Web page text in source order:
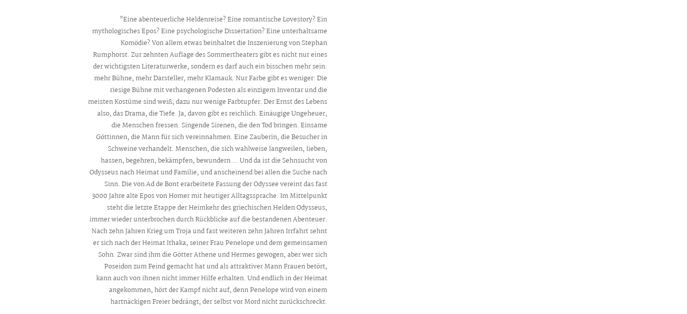
"Eine abenteuerliche Heldenreise? Eine romantische Lovestory? Ein
mythologisches Epos? Eine psychologische Dissertation? Eine unterhaltsame
Komödie? Von allem etwas beinhaltet die Inszenierung von Stephan
Rumphorst. Zur zehnten Auflage des Sommertheaters gibt es nicht nur eines
der wichtigsten Literaturwerke, sondern es darf auch ein bisschen mehr sein:
mehr Bühne, mehr Darsteller, mehr Klamauk. Nur Farbe gibt es weniger: Die
riesige Bühne mit verhangenen Podesten als einzigem Inventar und die
meisten Kostüme sind weiß; dazu nur wenige Farbtupfer. Der Ernst des Lebens
also, das Drama, die Tiefe. Ja, davon gibt es reichlich. Einäugige Ungeheuer,
die Menschen fressen. Singende Sirenen, die den Tod bringen. Einsame
Göttinnen, die Mann für sich vereinnahmen. Eine Zauberin, die Besucher in
Schweine verhandelt. Menschen, die sich wahlweise langweilen, lieben,
hassen, begehren, bekämpfen, bewundern ... Und da ist die Sehnsucht von
Odysseus nach Heimat und Familie, und anscheinend bei allen die Suche nach
Sinn. Die von Ad de Bont erarbeitete Fassung der Odyssee vereint das fast
3000 Jahre alte Epos von Homer mit heutiger Alltagssprache. Im Mittelpunkt
steht die letzte Etappe der Heimkehr des griechischen Helden Odysseus,
immer wieder unterbrochen durch Rückblicke auf die bestandenen Abenteuer.
Nach zehn Jahren Krieg um Troja und fast weiteren zehn Jahren Irrfahrt sehnt
er sich nach der Heimat Ithaka, seiner Frau Penelope und dem gemeinsamen
Sohn. Zwar sind ihm die Götter Athene und Hermes gewogen, aber wer sich
Poseidon zum Feind gemacht hat und als attraktiver Mann Frauen betört,
kann auch von ihnen nicht immer Hilfe erhalten. Und endlich in der Heimat
angekommen, hört der Kampf nicht auf, denn Penelope wird von einem
hartnäckigen Freier bedrängt, der selbst vor Mord nicht zurückschreckt.